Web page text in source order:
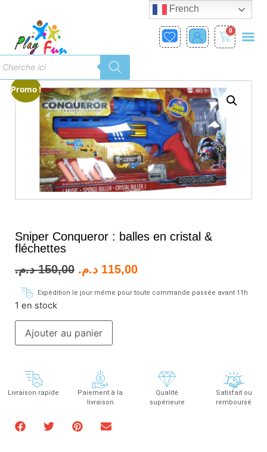
0
Promo !
Sniper Conqueror : balles en cristal &
fléchettes
150,00 د.م. 115,00 د.م.
Expédition le jour même pour toute commande passée avant 11h
1 en stock
Ajouter au panier
Livraison rapide
Paiement à la
livraison
Qualité
supérieure
Satisfait ou
remboursé
French